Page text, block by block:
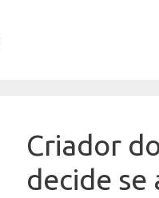
Criador
decide